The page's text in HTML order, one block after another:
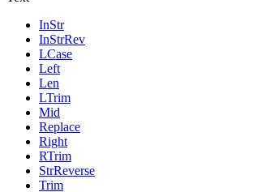
InStr
InStrRev
LCase
Left
Len
LTrim
Mid
Replace
Right
RTrim
StrReverse
Trim